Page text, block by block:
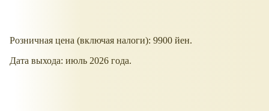
Розничная цена (включая налоги): 9900 йен.
Дата выхода: июль 2026 года.